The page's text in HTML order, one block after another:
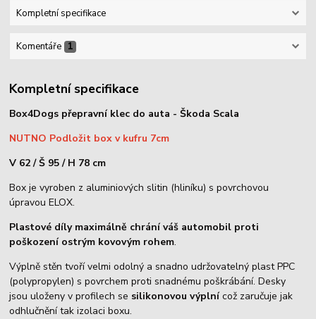
Kompletní specifikace
Komentáře 1
Kompletní specifikace
Box4Dogs přepravní klec do auta - Škoda Scala
NUTNO Podložit box v kufru 7cm
V 62 / Š 95 / H 78 cm
Box je vyroben z aluminiových slitin (hliníku) s povrchovou
úpravou ELOX.
Plastové díly maximálně chrání váš automobil proti
poškození ostrým kovovým rohem.
Výplně stěn tvoří velmi odolný a snadno udržovatelný plast PPC
(polypropylen) s povrchem proti snadnému poškrábání. Desky
jsou uloženy v profilech se silikonovou výplnícož zaručuje jak
odhlučnění tak izolaci boxu.